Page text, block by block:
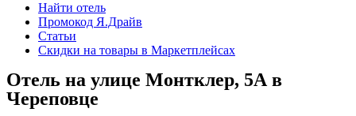
Найти отель
Промокод Я.Драйв
Статьи
Скидки на товары в Маркетплейсах
Отель на улице Монтклер, 5А в
Череповце